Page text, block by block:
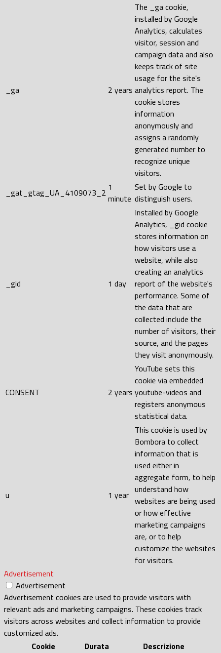
_ga 2 years
The _ga cookie,
installed by Google
Analytics, calculates
visitor, session and
campaign data and also
keeps track of site
usage for the site's
analytics report. The
cookie stores
information
anonymously and
assigns a randomly
generated number to
recognize unique
visitors.
_gat_gtag_UA_4109073_2 1
minute
Set by Google to
distinguish users.
_gid 1 day
Installed by Google
Analytics, _gid cookie
stores information on
how visitors use a
website, while also
creating an analytics
report of the website's
performance. Some of
the data that are
collected include the
number of visitors, their
source, and the pages
they visit anonymously.
CONSENT 2 years
YouTube sets this
cookie via embedded
youtube-videos and
registers anonymous
statistical data.
u 1 year
This cookie is used by
Bombora to collect
information that is
used either in
aggregate form, to help
understand how
websites are being used
or how effective
marketing campaigns
are, or to help
customize the websites
for visitors.
Advertisement
Advertisement
Advertisement cookies are used to provide visitors with
relevant ads and marketing campaigns. These cookies track
visitors across websites and collect information to provide
customized ads.
Cookie
Durata Descrizione